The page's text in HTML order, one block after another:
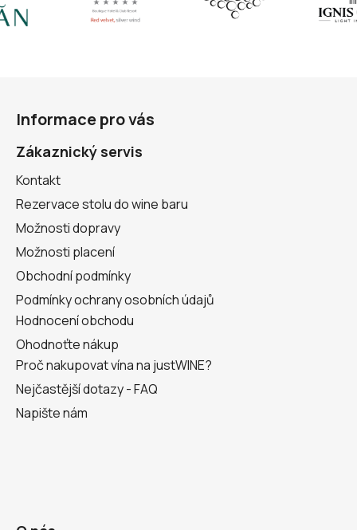
Informace pro vás
Zákaznický servis
Kontakt
Rezervace stolu do wine baru
Možnosti dopravy
Možnosti placení
Obchodní podmínky
Podmínky ochrany osobních údajů
Hodnocení obchodu
Ohodnoťte nákup
Proč nakupovat vína na justWINE?
Nejčastější dotazy - FAQ
Napište nám